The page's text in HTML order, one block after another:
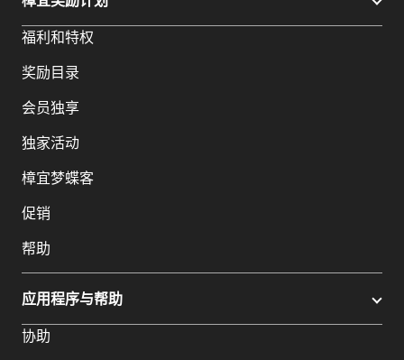
福利和特权
奖励目录
会员独享
独家活动
樟宜梦蝶客
促销
帮助
应用程序与帮助
协助